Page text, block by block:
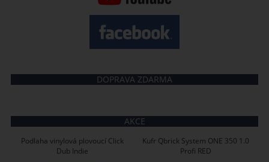
DOPRAVA ZDARMA
AKCE
Podlaha vinylová plovoucí Click
Dub Indie
Kufr Qbrick System ONE 350 1.0
Profi RED